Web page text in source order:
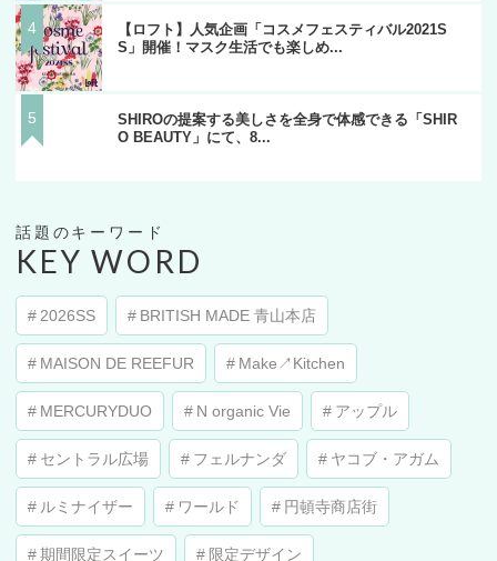
【ロフト】人気企画「コスメフェスティバル2021S
S」開催！マスク生活でも楽しめ...
SHIROの提案する美しさを全身で体感できる「SHIR
O BEAUTY」にて、8...
KEY WORD
2026SS BRITISH MADE 青山本店
MAISON DE REEFUR Make↗︎Kitchen
MERCURYDUO N organic Vie アップル
セントラル広場 フェルナンダ ヤコブ・アガム
ルミナイザー ワールド 円頓寺商店街
期間限定スイーツ 限定デザイン